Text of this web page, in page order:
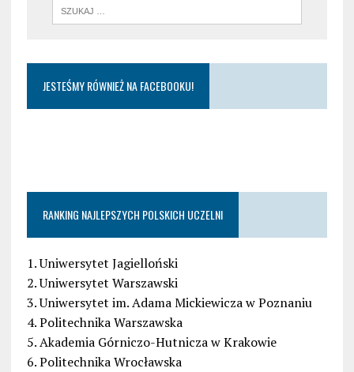
JESTEŚMY RÓWNIEŻ NA FACEBOOKU!
RANKING NAJLEPSZYCH POLSKICH UCZELNI
1. Uniwersytet Jagielloński
2. Uniwersytet Warszawski
3. Uniwersytet im. Adama Mickiewicza w Poznaniu
4. Politechnika Warszawska
5. Akademia Górniczo-Hutnicza w Krakowie
6. Politechnika Wrocławska